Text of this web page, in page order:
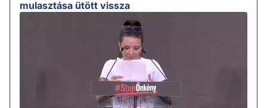
mulasztása ütött vissza